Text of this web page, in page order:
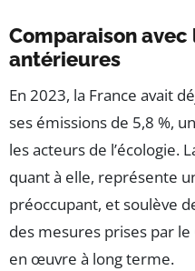
Comparaison avec
antérieures
En 2023, la France avait
ses émissions de 5,8 %,
les acteurs de l’écologie.
quant à elle, représente
préoccupant, et soulève
des mesures prises par
en œuvre à long terme.